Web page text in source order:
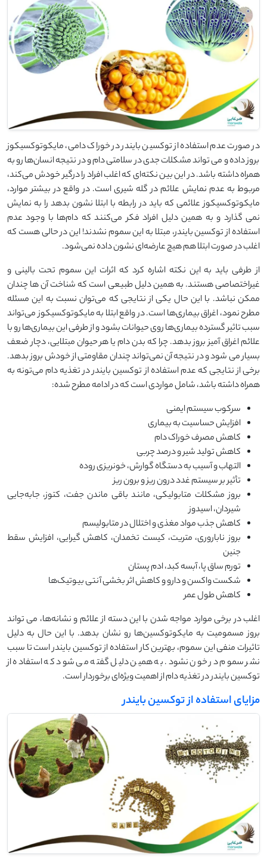
در صورت عدم استفاده از توکسین بایندر در خوراک دامی، مایکوتوکسیکوز
بروز داده و می تواند مشکلات جدی در سلامتی دام و در نتیجه انسان‌ها رو به
همراه داشته باشد. در این بین نکته‌ای که اغلب افراد را درگیر خودش می‌کند،
مربوط به عدم نمایش علائم در گله شیری است. در واقع در بیشتر موارد،
مایکوتوکسیکوز علائمی که باید در رابطه با ابتلا نشون بدهد را به نمایش
نمی گذارد و به همین دلیل افراد فکر می‌کنند که دام‌ها با وجود عدم
استفاده از توکسین بایندر، مبتلا به این سموم نشدند! این در حالی هست که
اغلب در صورت ابتلا هم هیچ عارضه‌ای نشون داده نمی‌شود.
از طرفی باید به این نکته اشاره کرد که اثرات این سموم تحت بالینی و
غیراختصاصی هستند. به همین دلیل طبیعی است که شناخت آن ها چندان
ممکن نباشد. با این حال یکی از نتایجی که می‌توان نسبت به این مسئله
مطرح نمود، اغراق بیماری‌ها است. در واقع ابتلا به مایکوتوکسیکوز می‌تواند
سبب تاثیر گسترده بیماری‌ها روی حیوانات بشود و از طرفی این بیماری‌ها رو با
علائم اغراق آمیز بروز بدهد. چرا که بدن دام یا هر حیوان مبتلایی، دچار ضعف
بسیار می شود و در نتیجه آن نمی‌تواند چندان مقاومتی از خودش بروز بدهد.
برخی از نتایجی که عدم استفاده از توکسین بایندر در تغذیه دام می‌تونه به
همراه داشته باشد، شامل مواردی است که در ادامه مطرح شده:
سرکوب سیستم ایمنی
افزایش حساسیت به بیماری
کاهش مصرف خوراک دام
کاهش تولید شیر و درصد چربی
التهاب و آسیب به دستگاه گوارش، خونریزی روده
تأثیر بر سیستم غدد درون ریز و برون ریز
بروز مشکلات متابولیکی، مانند باقی ماندن جفت، کتوز، جابه‌جایی
شیردان، اسیدوز
کاهش جذب مواد مغذی و اختلال در متابولیسم
بروز ناباروری، متریت، کیست تخمدان، کاهش گیرایی، افزایش سقط
جنین
تورم ساق پا، آبسه کبد، ادم پستان
شکست واکسن و دارو و کاهش اثر بخشی آنتی بیوتیک‌ها
کاهش طول عمر
اغلب در برخی موارد مواجه شدن با این دسته از علائم و نشانه‌ها، می تواند
بروز مسمومیت به مایکوتوکسین‌ها رو نشان بدهد. با این حال به دلیل
تاثیرات منفی این سموم، بهترین کار استفاده از توکسین بایندر است تا سبب
نشر سموم در خون نشود. به همین دلیل گفته می شود که استفاده از
توکسین بایندر در تغذیه دام از اهمیت ویژه‌ای برخوردار است.
مزایای استفاده از توکسین بایندر